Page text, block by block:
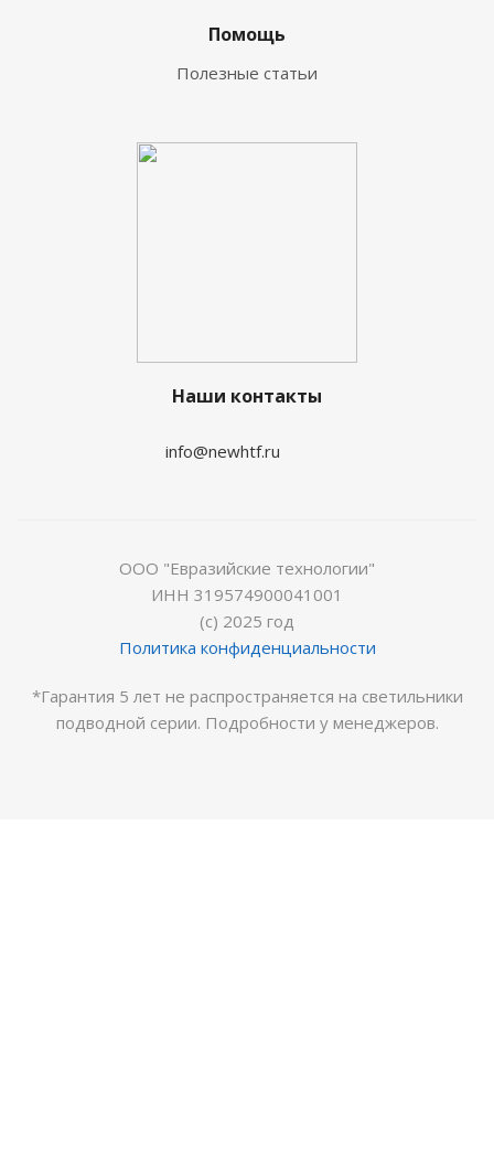
Помощь
Полезные статьи
Наши контакты
info@newhtf.ru
ООО "Евразийские технологии"
ИНН 319574900041001
(с) 2025 год
Политика конфиденциальности
*Гарантия 5 лет не распространяется на светильники
подводной серии. Подробности у менеджеров.